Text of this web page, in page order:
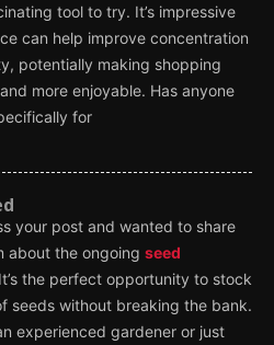
tool to try. It’s impressive
can help improve concentration
potentially making shopping
more enjoyable. Has anyone
for
your post and wanted to share
about the ongoing seed
the perfect opportunity to stock
seeds without breaking the bank.
experienced gardener or just